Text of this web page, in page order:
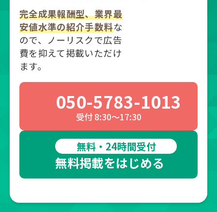
完全成果報酬型、業界最
安値水準の紹介手数料な
ので、ノーリスクで広告
費を抑えて掲載いただけ
ます。
050-5783-1013
受付 8:30～17:30
無料・24時間受付
無料掲載をはじめる